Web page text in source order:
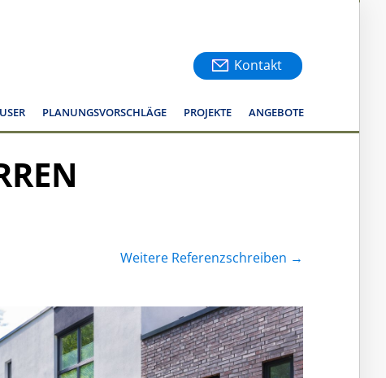
Kontakt
PLANUNGSVORSCHLÄGE PROJEKTE ANGEBOTE
Weitere Referenzschreiben →